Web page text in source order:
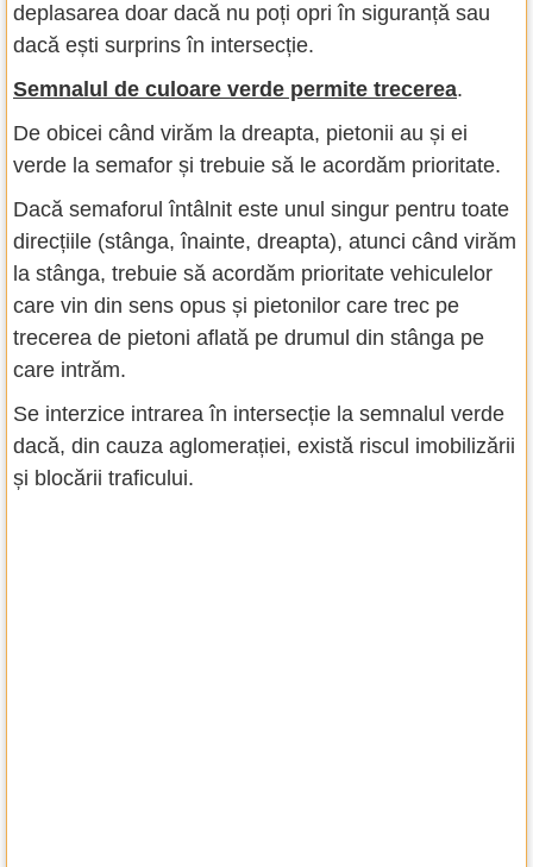
deplasarea doar dacă nu poți opri în siguranță sau
dacă ești surprins în intersecție.
Semnalul de culoare verde permite trecerea.
De obicei când virăm la dreapta, pietonii au și ei
verde la semafor și trebuie să le acordăm prioritate.
Dacă semaforul întâlnit este unul singur pentru toate
direcțiile (stânga, înainte, dreapta), atunci când virăm
la stânga, trebuie să acordăm prioritate vehiculelor
care vin din sens opus și pietonilor care trec pe
trecerea de pietoni aflată pe drumul din stânga pe
care intrăm.
Se interzice intrarea în intersecție la semnalul verde
dacă, din cauza aglomerației, există riscul imobilizării
și blocării traficului.